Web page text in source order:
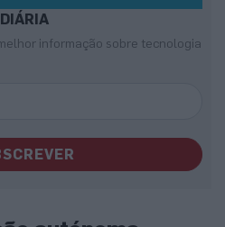
informação sobre tecnologia